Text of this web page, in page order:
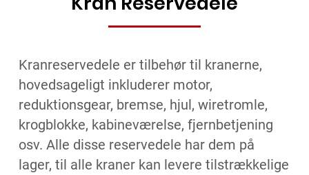
Kranreservedele er tilbehør til kranerne,
hovedsageligt inkluderer motor,
reduktionsgear, bremse, hjul, wiretromle,
krogblokke, kabineværelse, fjernbetjening
osv. Alle disse reservedele har dem på
lager, til alle kraner kan levere tilstrækkelige